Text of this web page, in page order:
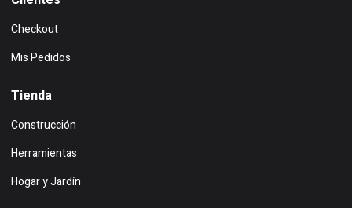
Checkout
Mis Pedidos
Tienda
Construcción
Herramientas
Hogar y Jardín